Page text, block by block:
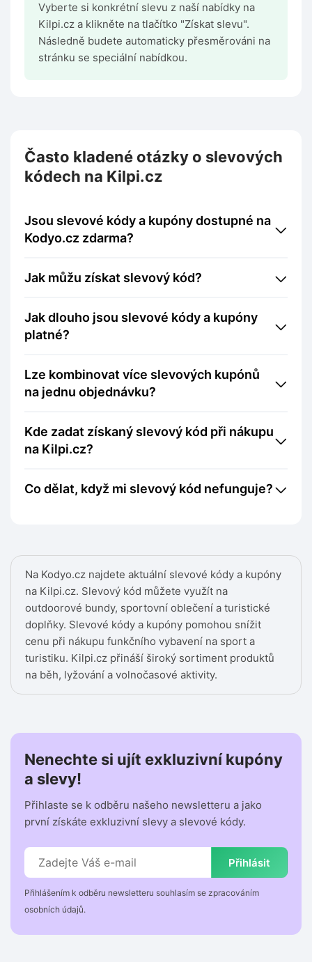
Na Kodyo.cz najdete aktuální slevové kódy a kupóny
na Kilpi.cz. Slevový kód můžete využít na
outdoorové bundy, sportovní oblečení a turistické
doplňky. Slevové kódy a kupóny pomohou snížit
cenu při nákupu funkčního vybavení na sport a
turistiku. Kilpi.cz přináší široký sortiment produktů
na běh, lyžování a volnočasové aktivity.
Vyberte si konkrétní slevu z naší nabídky na
Kilpi.cz a klikněte na tlačítko "Získat slevu".
Následně budete automaticky přesměrováni na
stránku se speciální nabídkou.
Často kladené otázky o slevových
kódech na Kilpi.cz
Jsou slevové kódy a kupóny dostupné na
Kodyo.cz zdarma?
Jak můžu získat slevový kód?
Jak dlouho jsou slevové kódy a kupóny
platné?
Lze kombinovat více slevových kupónů
na jednu objednávku?
Kde zadat získaný slevový kód při nákupu
na Kilpi.cz?
Co dělat, když mi slevový kód nefunguje?
Nenechte si ujít exkluzivní kupóny
a slevy!
Přihlaste se k odběru našeho newsletteru a jako
první získáte exkluzivní slevy a slevové kódy.
Přihlásit
Přihlášením k odběru newsletteru souhlasím se zpracováním
osobních údajů.